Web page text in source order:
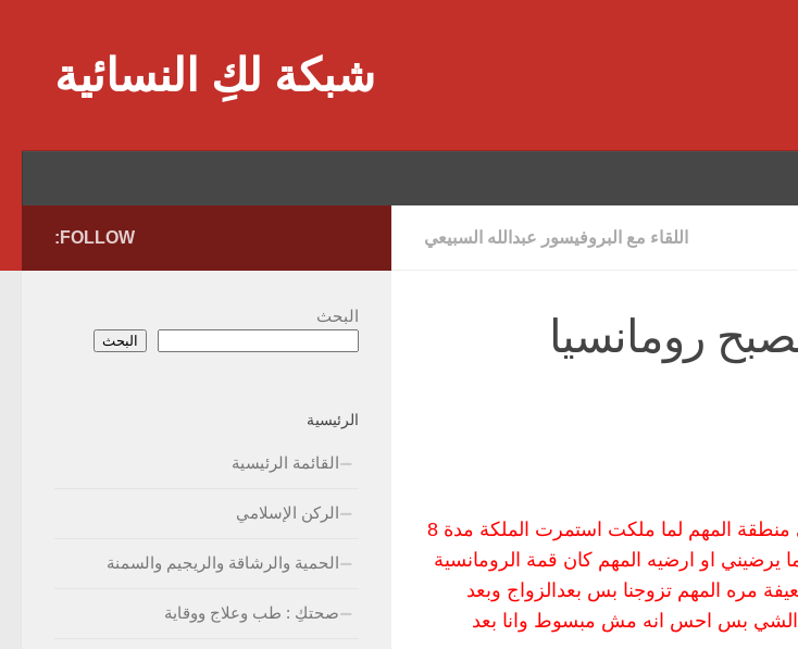
شبكة لكِ النسائية
اللقاء مع البروفيسور عبدالله السبيعي
رومانسيا
انا لي متزوجه حوالي سنةو3شهور من ابن عمتي هو واهله في منطقة وان في منطقة المهم لما ملكت استمرت الملكة مدة 8
او ارضيه المهم كان قمة الرومانسية
مره المهم تزوجنا بس بعدالزواج وبعد
الشي بس احس انه مش مبسوط وانا بعد
FOLLOW:
البحث
البحث
الرئيسية
القائمة الرئيسية
الركن الإسلامي
الحمية والرشاقة والريجيم والسمنة
صحتكِ : طب وعلاج ووقاية